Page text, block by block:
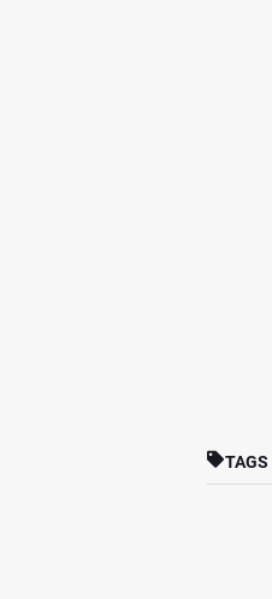
TAGS